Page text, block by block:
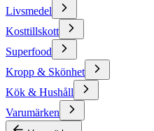
Livsmedel
Kosttillskott
Superfood
Kropp & Skönhet
Kök & Hushåll
Varumärken